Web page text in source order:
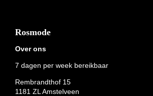
Footer
Rosmode
Over ons
7 dagen per week bereikbaar
Rembrandthof 15
1181 ZL Amstelveen